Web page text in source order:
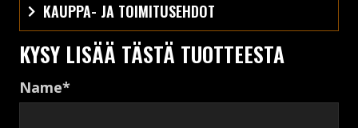
KAUPPA- JA TOIMITUSEHDOT
KYSY LISÄÄ TÄSTÄ TUOTTEESTA
Name